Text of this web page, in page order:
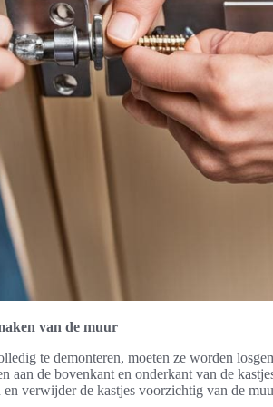
van de muur
te demonteren, moeten ze worden
aan de bovenkant en onderkant van de
en verwijder de kastjes voorzichtig van de